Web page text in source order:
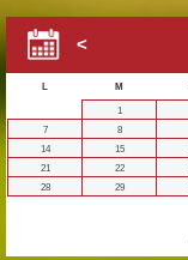
L M
1
7
8
14
15
21
22
28
29